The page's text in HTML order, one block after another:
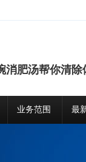
消肥汤帮你清
业务范围 最